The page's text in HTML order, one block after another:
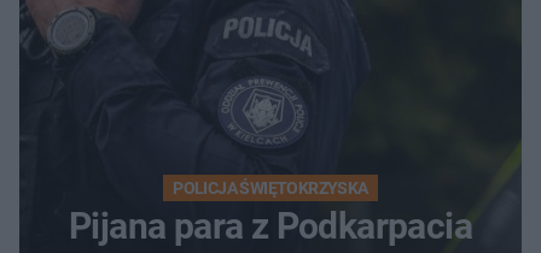
POLICJA ŚWIĘTOKRZYSKA
Pijana para z Podkarpacia